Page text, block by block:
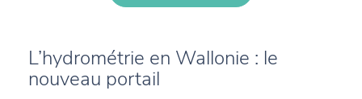
L’hydrométrie en Wallonie : le
nouveau portail